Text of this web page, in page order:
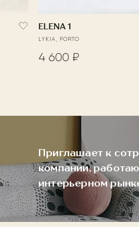
ELENA 1
LYKIA, PORTO
4 600 ₽
Приглашает к
компании,
интерьерном